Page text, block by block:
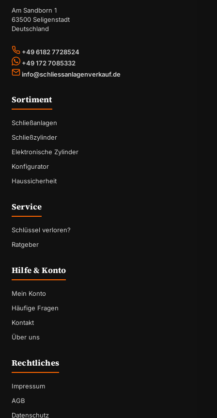
Am Sandborn 1
63500 Seligenstadt
Deutschland
+49 6182 7728524
+49 172 7085332
info@schliessanlagenverkauf.de
Sortiment
Schließanlagen
Schließzylinder
Elektronische Zylinder
Konfigurator
Haussicherheit
Service
Schlüssel verloren?
Ratgeber
Hilfe & Konto
Mein Konto
Häufige Fragen
Kontakt
Über uns
Rechtliches
Impressum
AGB
Datenschutz